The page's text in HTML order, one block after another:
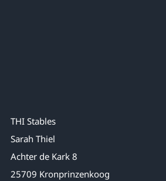
THI Stables
Sarah Thiel
Achter de Kark 8
25709 Kronprinzenkoog